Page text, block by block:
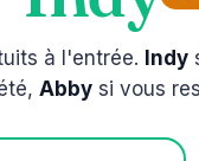
à l'entrée. Indy
Abbysi vous